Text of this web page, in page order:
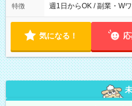
16:00~21:30 実働5.5時間
特徴 週1日からOK / 副業・W
気になる！